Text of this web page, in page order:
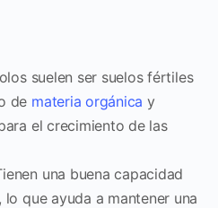
suelen ser suelos fértiles
de materia orgánica y
el crecimiento de las
una buena capacidad
que ayuda a mantener una